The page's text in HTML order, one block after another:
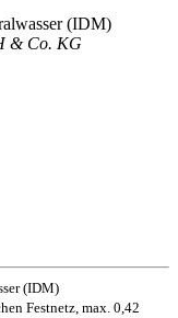
(IDM)
& Co. KG
(IDM)
Festnetz, max. 0,42